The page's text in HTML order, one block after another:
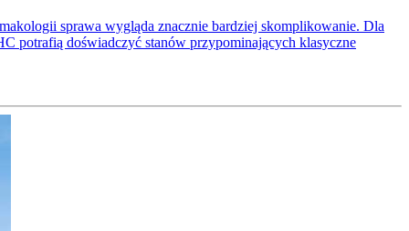
sprawa wygląda znacznie bardziej skomplikowanie. Dla
potrafią doświadczyć stanów przypominających klasyczne